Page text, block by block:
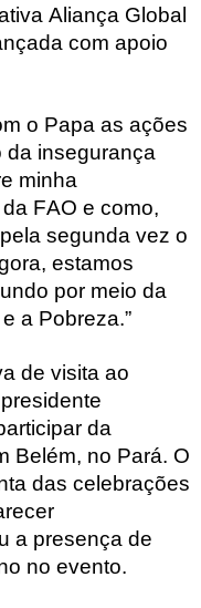
Aliança Global
com apoio
o Papa as ações
da insegurança
minha
FAO e como,
segunda vez o
estamos
por meio da
a Pobreza.”
de visita ao
da
Belém, no Pará. O
das celebrações
a presença de
no evento.